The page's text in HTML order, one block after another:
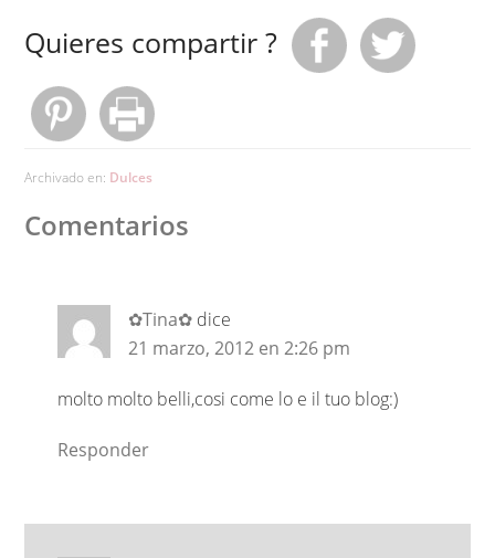
Quieres compartir ?
Archivado en: Dulces
Comentarios
✿Tina✿ dice
21 marzo, 2012 en 2:26 pm
molto molto belli,cosi come lo e il tuo blog:)
Responder